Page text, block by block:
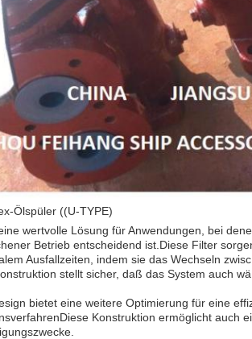
Ölspüler ((U-TYPE)
wertvolle Lösung für Anwendungen, bei
Betrieb entscheidend ist.Diese Filter
Ausfallzeiten, indem sie das Wechseln
stellt sicher, daß das System auch
bietet eine weitere Optimierung für eine
Konstruktion ermöglicht auch